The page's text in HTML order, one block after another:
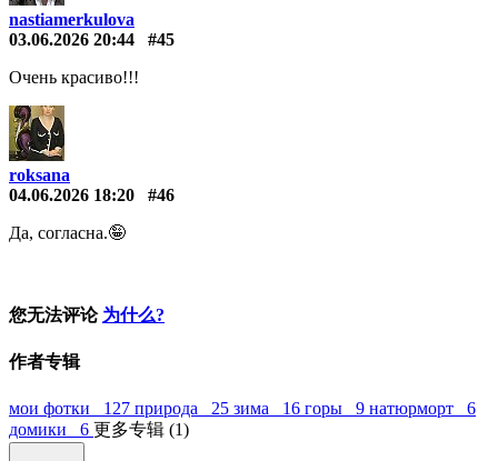
nastiamerkulova
03.06.2026 20:44
#45
Очень красиво!!!
roksana
04.06.2026 18:20
#46
Да, согласна.🤪
您无法评论 为什么?
作者专辑
мои фотки 127 природа 25 зима 16 горы 9 натюрморт 6
домики 6 更多专辑 (1)